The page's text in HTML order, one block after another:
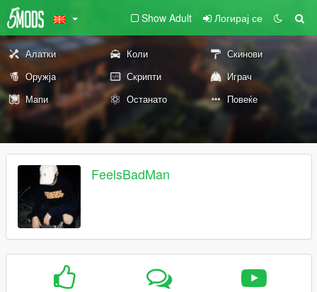
Show Adult Логирај се
Алатки Коли
Скинови
Оружја
Скрипти
Играч
Мапи
Останато Повеќе
FeelsBadMan